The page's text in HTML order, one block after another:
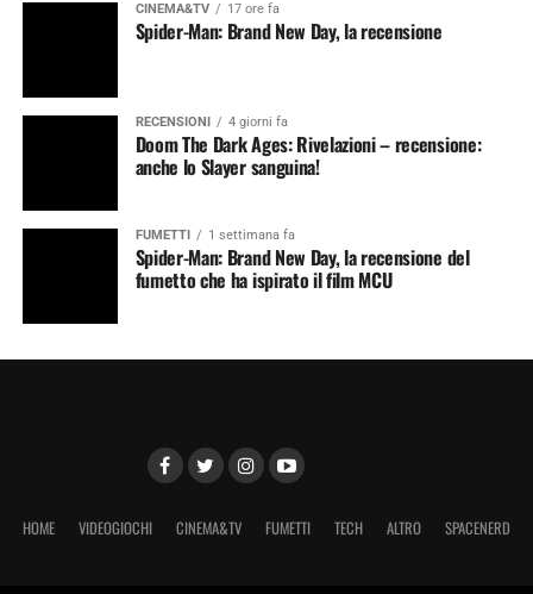
CINEMA&TV 17 ore fa
Spider-Man: Brand New Day, la recensione
RECENSIONI 4 giorni fa
Doom The Dark Ages: Rivelazioni – recensione:
anche lo Slayer sanguina!
FUMETTI 1 settimana fa
Spider-Man: Brand New Day, la recensione del
fumetto che ha ispirato il film MCU
HOME VIDEOGIOCHI CINEMA&TV FUMETTI TECH ALTRO SPACENERD